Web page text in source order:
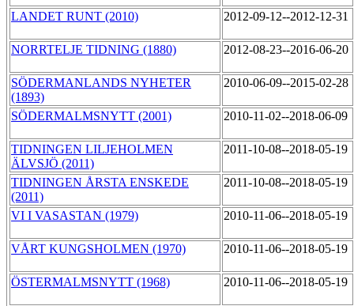
LANDET RUNT (2010) 2012-09-12--2012-12-31
NORRTELJE TIDNING (1880) 2012-08-23--2016-06-20
SÖDERMANLANDS NYHETER
(1893)
2010-06-09--2015-02-28
SÖDERMALMSNYTT (2001) 2010-11-02--2018-06-09
TIDNINGEN LILJEHOLMEN
ÄLVSJÖ (2011)
2011-10-08--2018-05-19
TIDNINGEN ÅRSTA ENSKEDE
(2011)
2011-10-08--2018-05-19
VI I VASASTAN (1979) 2010-11-06--2018-05-19
VÅRT KUNGSHOLMEN (1970) 2010-11-06--2018-05-19
ÖSTERMALMSNYTT (1968) 2010-11-06--2018-05-19